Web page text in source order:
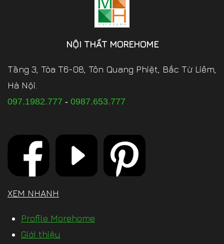
NỘI THẤT MOREHOME
Tầng 3, Tòa T6-08, Tôn Quang Phiệt, Bắc Từ Liêm,
Hà Nội.
097.1982.777 - 0987.653.777
XEM NHANH
Profile Morehome
Giới thiệu